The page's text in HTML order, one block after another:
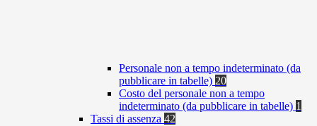
Personale non a tempo indeterminato (da
pubblicare in tabelle) 20
Costo del personale non a tempo
indeterminato (da pubblicare in tabelle) 1
Tassi di assenza 42